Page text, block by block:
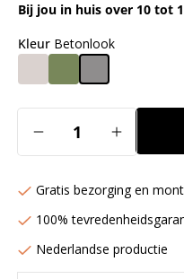
Bij jou in huis over 10 tot
Kleur Betonlook
Aantal
verlagen
Tuintafel
Jasper
Betonlook
Aantal
verhogen
Tuintafel
Jasper
Betonlook
Gratis bezorging en
100%
Nederlandse productie